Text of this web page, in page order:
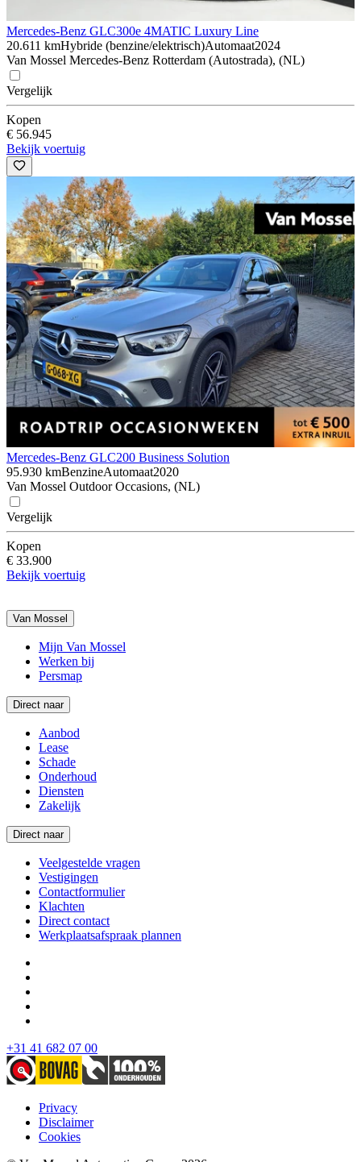
Mercedes-Benz GLC300e 4MATIC Luxury Line
20.611 kmHybride (benzine/elektrisch)Automaat2024
Van Mossel Mercedes-Benz Rotterdam (Autostrada), (NL)
Vergelijk
Kopen
€ 56.945
Bekijk voertuig
Mercedes-Benz GLC200 Business Solution
95.930 kmBenzineAutomaat2020
Van Mossel Outdoor Occasions, (NL)
Vergelijk
Kopen
€ 33.900
Bekijk voertuig
Van Mossel
Mijn Van Mossel
Werken bij
Persmap
Direct naar
Aanbod
Lease
Schade
Onderhoud
Diensten
Zakelijk
Direct naar
Veelgestelde vragen
Vestigingen
Contactformulier
Klachten
Direct contact
Werkplaatsafspraak plannen
+31 41 682 07 00
Privacy
Disclaimer
Cookies